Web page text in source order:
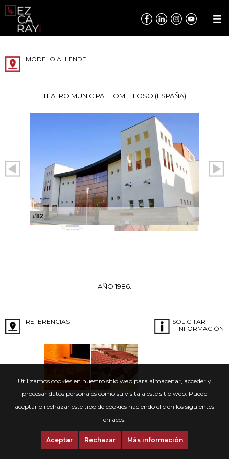
Utilizamos cookies en nuestro sitio web para almacenar, acceder y
procesar datos personales como su visita a este sitio web. Puede
aceptar o rechazar este tipo de cookies haciendo clic en los siguientes
enlaces.
Aceptar Rechazar Más información
MODELO ALLENDE
TEATRO MUNICIPAL TOMELLOSO (ESPAÑA)
#82
AÑO 1986.
REFERENCIAS
SOLICITAR
+ INFORMACIÓN